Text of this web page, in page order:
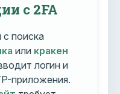
с 2FA
с поиска
или кракен
логин и
приложения.